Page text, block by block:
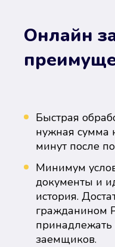
Онлайн
Быстрая
нужная сумма
минут после
Минимум
документы и
история.
гражданином
принадлежать
заемщиков.